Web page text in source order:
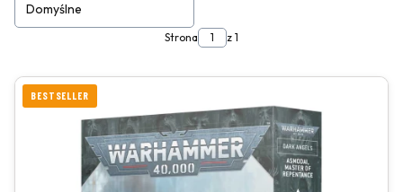
Domyślne
Strona z 1
BESTSELLER